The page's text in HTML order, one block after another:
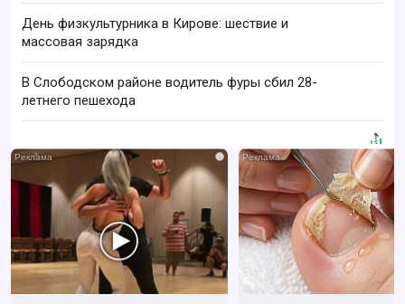
День физкультурника в Кирове: шествие и
массовая зарядка
В Слободском районе водитель фуры сбил 28-
летнего пешехода
i